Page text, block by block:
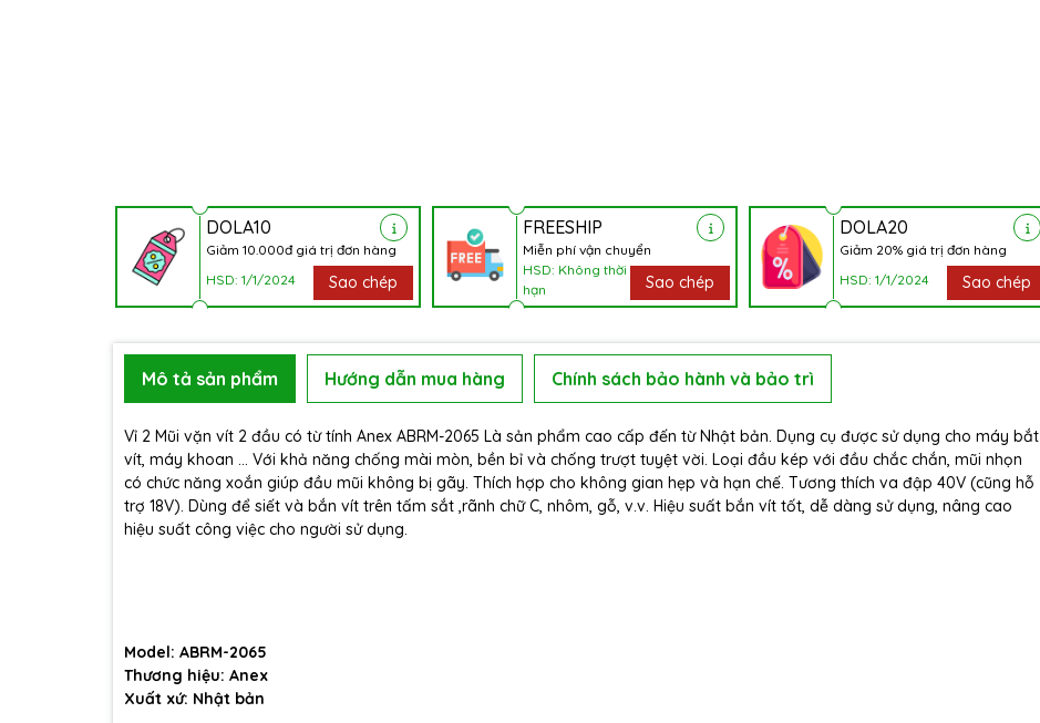
DOLA10
Giảm 10.000đ giá trị đơn hàng
HSD: 1/1/2024
Sao chép
FREESHIP
Miễn phí vận chuyển
HSD: Không thời
hạn
Sao chép
DOLA20
Giảm 20% giá trị đơn hàng
HSD: 1/1/2024
Sao chép
Mô tả sản phẩm Hướng dẫn mua hàng Chính sách bảo hành và bảo trì
Vỉ 2 Mũi vặn vít 2 đầu có từ tính Anex ABRM-2065 Là sản phẩm cao cấp đến từ Nhật bản. Dụng cụ được sử dụng cho máy bắt
vít, máy khoan … Với khả năng chống mài mòn, bền bỉ và chống trượt tuyệt vời. Loại đầu kép với đầu chắc chắn, mũi nhọn
có chức năng xoắn giúp đầu mũi không bị gãy. Thích hợp cho không gian hẹp và hạn chế. Tương thích va đập 40V (cũng hỗ
trợ 18V). Dùng để siết và bắn vít trên tấm sắt ,rãnh chữ C, nhôm, gỗ, v.v. Hiệu suất bắn vít tốt, dễ dàng sử dụng, nâng cao
hiệu suất công việc cho người sử dụng.
Model: ABRM-2065
Thương hiệu: Anex
Xuất xứ: Nhật bản